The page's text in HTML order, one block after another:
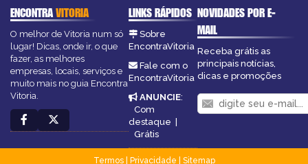
ENCONTRAVITORIA
O melhor de Vitoria num só
lugar! Dicas, onde ir, o que
fazer, as melhores
empresas, locais, serviços e
muito mais no guia Encontra
Vitoria.
LINKS RÁPIDOS
Sobre
EncontraVitoria
Fale com o
EncontraVitoria
ANUNCIE:
Com
destaque |
Grátis
NOVIDADES POR E-
MAIL
Receba grátis as
principais notícias,
dicas e promoções
Termos| Privacidade
Sitemap